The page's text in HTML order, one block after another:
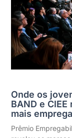
Onde os
BAND e
mais
Prêmio